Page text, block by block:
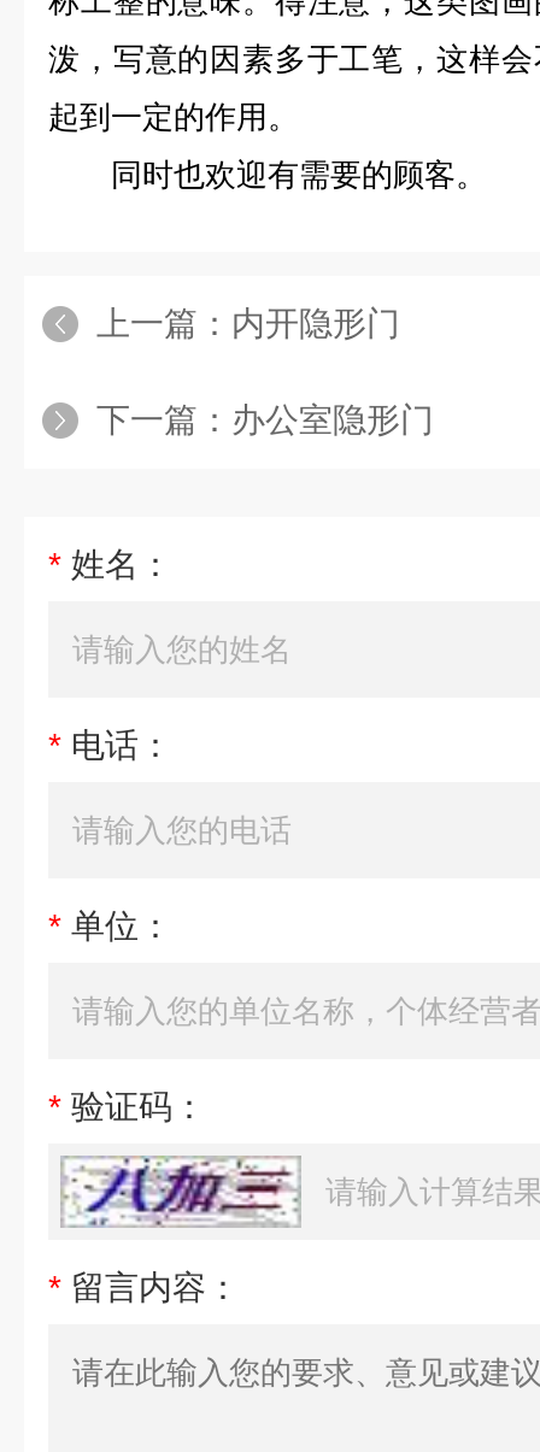
泼，写意的因素多于工笔，这样
起到一定的作用。
同时也欢迎有需要的顾客。
上一篇： 内开隐形门
下一篇： 办公室隐形门
* 姓名：
* 电话：
* 单位：
* 验证码：
* 留言内容：